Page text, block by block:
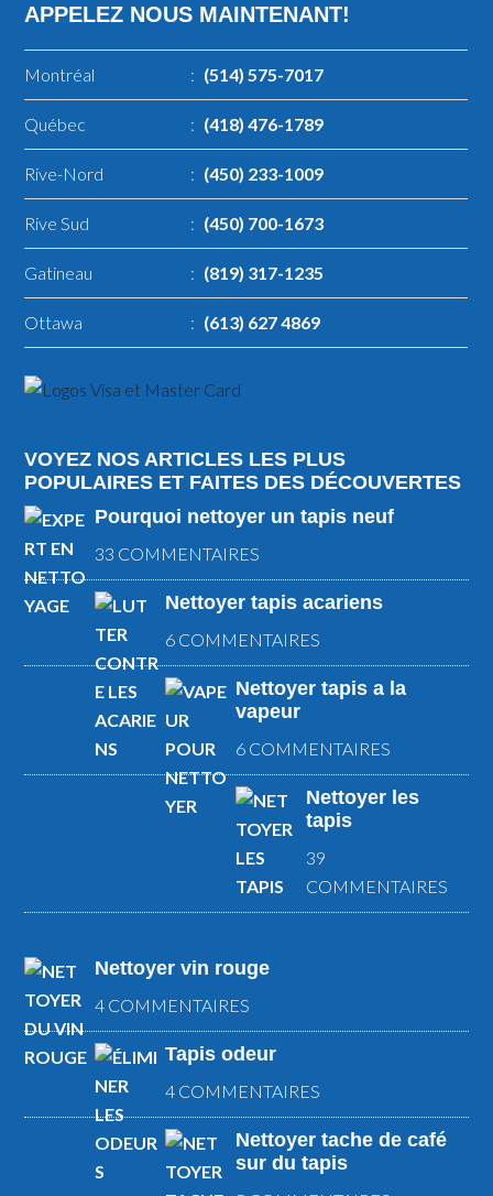
APPELEZ NOUS MAINTENANT!
Montréal : (514) 575-7017
Québec : (418) 476-1789
Rive-Nord : (450) 233-1009
Rive Sud : (450) 700-1673
Gatineau : (819) 317-1235
Ottawa : (613) 627 4869
VOYEZ NOS ARTICLES LES PLUS
POPULAIRES ET FAITES DES DÉCOUVERTES
Pourquoi nettoyer un tapis neuf
33 COMMENTAIRES
Nettoyer tapis acariens
6 COMMENTAIRES
Nettoyer tapis a la
vapeur
6 COMMENTAIRES
Nettoyer les
tapis
39
COMMENTAIRES
Nettoyer vin rouge
4 COMMENTAIRES
Tapis odeur
4 COMMENTAIRES
Nettoyer tache de café
sur du tapis